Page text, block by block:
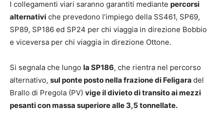
I collegamenti viari saranno garantiti mediante percorsi
alternativi che prevedono l’impiego della SS461, SP69,
SP89, SP186 ed SP24 per chi viaggia in direzione Bobbio
e viceversa per chi viaggia in direzione Ottone.
Si segnala che lungo la SP186, che rientra nel percorso
alternativo, sul ponte posto nella frazione di Feligara del
Brallo di Pregola (PV) vige il divieto di transito ai mezzi
pesanti con massa superiore alle 3,5 tonnellate.